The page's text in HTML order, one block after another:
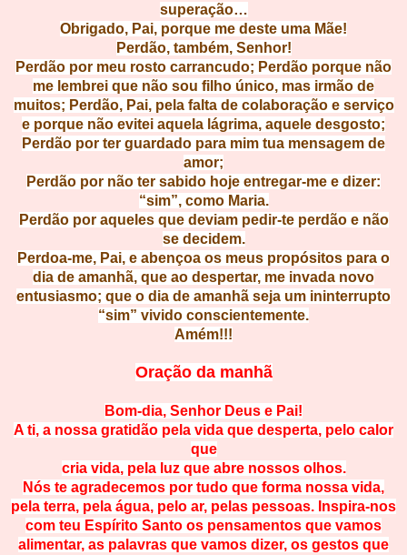
superação…
Obrigado, Pai, porque me deste uma Mãe!
Perdão, também, Senhor!
Perdão por meu rosto carrancudo; Perdão porque não
me lembrei que não sou filho único, mas irmão de
muitos; Perdão, Pai, pela falta de colaboração e serviço
e porque não evitei aquela lágrima, aquele desgosto;
Perdão por ter guardado para mim tua mensagem de
amor;
Perdão por não ter sabido hoje entregar-me e dizer:
“sim”, como Maria.
Perdão por aqueles que deviam pedir-te perdão e não
se decidem.
Perdoa-me, Pai, e abençoa os meus propósitos para o
dia de amanhã, que ao despertar, me invada novo
entusiasmo; que o dia de amanhã seja um ininterrupto
“sim” vivido conscientemente.
Amém!!!
Oração da manhã
Bom-dia, Senhor Deus e Pai!
A ti, a nossa gratidão pela vida que desperta, pelo calor
que
cria vida, pela luz que abre nossos olhos.
Nós te agradecemos por tudo que forma nossa vida,
pela terra, pela água, pelo ar, pelas pessoas. Inspira-nos
com teu Espírito Santo os pensamentos que vamos
alimentar, as palavras que vamos dizer, os gestos que